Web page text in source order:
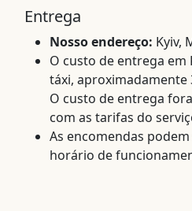
Entrega
Nosso endereço: Kyiv,
O custo de entrega em
táxi, aproximadamente
O custo de entrega
com as tarifas do
As encomendas
horário de